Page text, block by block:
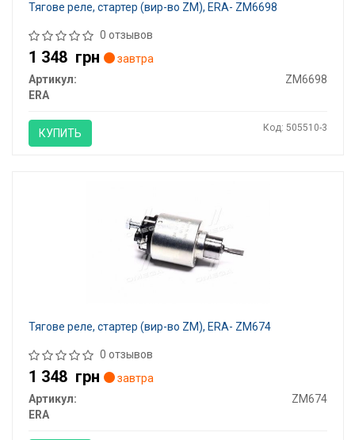
Тягове реле, стартер (вир-во ZM), ERA- ZM6698
0 отзывов
1 348 грн
завтра
Артикул:
ZM6698
ERA
КУПИТЬ Код: 505510-3
Тягове реле, стартер (вир-во ZM), ERA- ZM674
0 отзывов
1 348 грн
завтра
Артикул:
ZM674
ERA